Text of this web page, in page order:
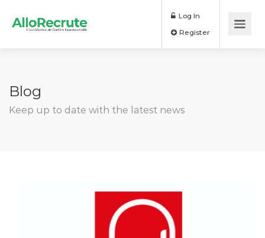
Log In
Blog
Keep up to date with the latest news